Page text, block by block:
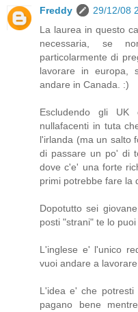
Freddy
29/12/08
La laurea in questo
necessaria, se
particolarmente di
lavorare in europa,
andare in Canada. :)
Escludendo gli
nullafacenti in tuta
l'irlanda (ma un salto
di passare un po' di
dove c'e' una forte
primi potrebbe fare la
Dopotutto sei
posti "strani" te lo puoi
L'inglese e' l'unico
vuoi andare a
L'idea e' che potresti
pagano bene